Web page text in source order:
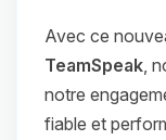
Avec ce
TeamSpeak ,
notre
fiable et